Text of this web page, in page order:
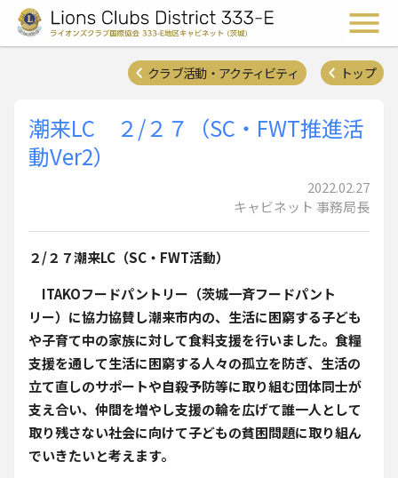
ライオンズクラ
トップ
クラブ活動・アクティビティ
潮来LC ２/２７（SC・FWT推進活
動Ver2）
2022.02.27
キャビネット 事務局長
２/２７潮来LC（SC・FWT活動）
ITAKOフードパントリー（茨城一斉フードパント
リー） に協力協賛し潮来市内の、生活に困窮する子ども
や子育て中の家族に対して食料支援を行いました。食糧
支援を通して生活に困窮する人々の孤立を防ぎ、生活の
立て直しのサポートや自殺予防等に取り組む団体同士が
支え合い、仲間を増やし支援の輪を広げて誰一人として
取り残さない社会に向けて子どもの貧困問題に取り組ん
でいきたいと考えます。